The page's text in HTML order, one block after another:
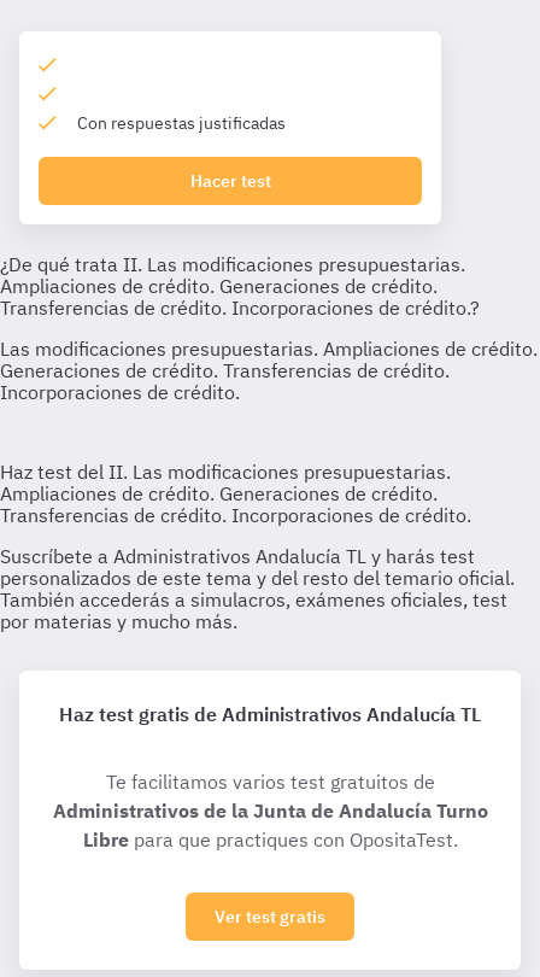
Con respuestas justificadas
Hacer test
Haz test gratis de Administrativos Andalucía TL
Te facilitamos varios test gratuitos de
Administrativos de la Junta de Andalucía Turno
Librepara que practiques con OpositaTest.
Ver test gratis